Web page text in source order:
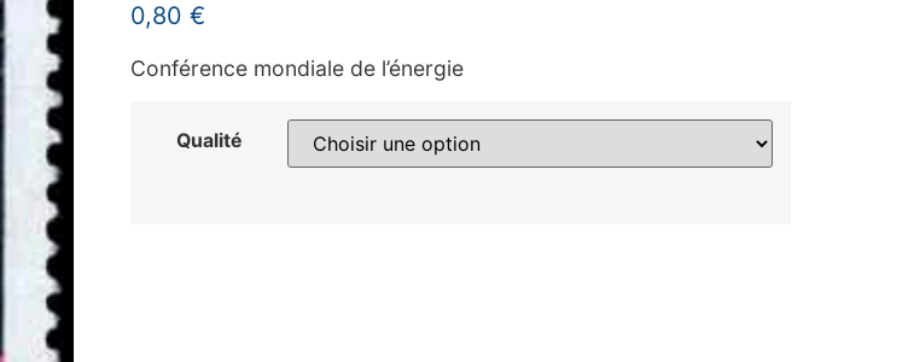
0,80 €
Conférence mondiale de l’énergie
Qualité